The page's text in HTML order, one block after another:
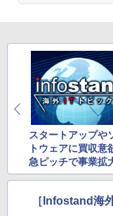
スタートアップや
トウェアに買収
急ピッチで事業拡
図るOpenAI
［Infostand海